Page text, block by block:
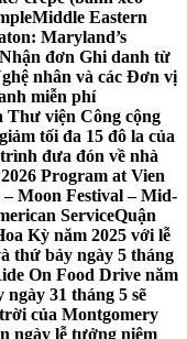
Middle Eastern
Maryland’s
đơn Ghi danh từ
nhân và các Đơn vị
miễn phí
Thư viện Công cộng
tối đa 15 đô la của
đưa đón về nhà
Program at Vien
Moon Festival – Mid-
ServiceQuận
Kỳ năm 2025 với lễ
thứ bảy ngày 5 tháng
On Food Drive năm
31 tháng 5 sẽ
của Montgomery
ngày lễ tưởng niệm